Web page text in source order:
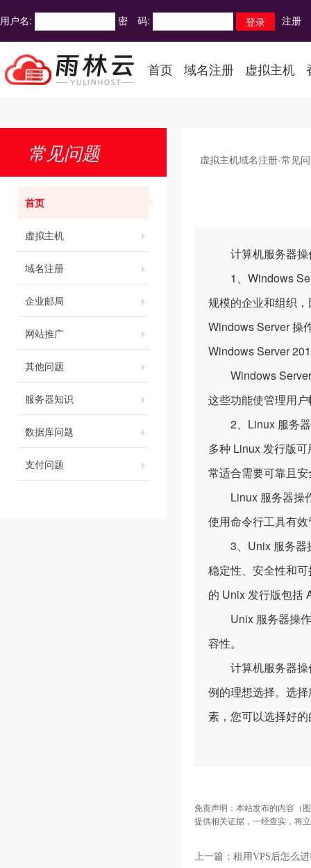
用户名: 密 码: 注册
首页 域名注册 虚拟主机
常见问题
首页
虚拟主机
域名注册
企业邮局
网站推广
其他问题
服务器知识
数据库问题
支付问题
虚拟主机域名注册-常见
计算机服务器操
1、Windows
规模的企业和组织
Windows Server 操
Windows Server
Windows Server
这些功能使管理用
2、Linux 服务器
多种 Linux 发行版
常适合需要可靠且
Linux 服务器操作
使用命令行工具有
3、Unix 服务器操
稳定性、安全性和
的 Unix 发行版包括
Unix 服务器操作
容性。
计算机服务器操
例的理想选择。选
素，您可以选择好
免责声明：本站发布的内容（
提供相关证据，一经查实，将
上一篇： 租用VPS后怎么